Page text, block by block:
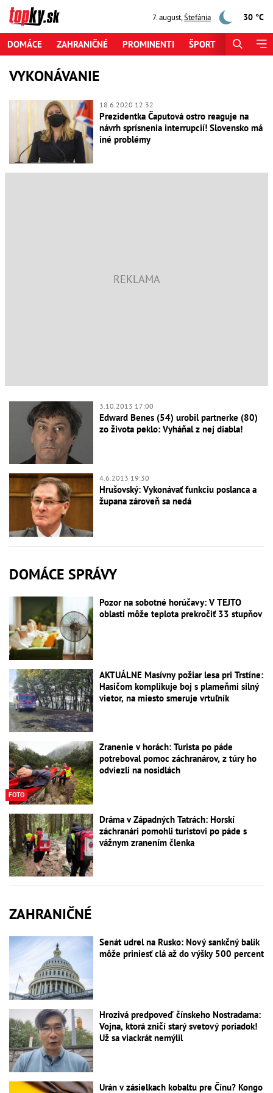
7. august,Štefánia 30 °C
DOMÁCE ZAHRANIČNÉ PROMINENTI ŠPORT
VYKONÁVANIE
18.6.2020 12:32
Prezidentka Čaputová ostro reaguje na
návrh sprísnenia interrupcií! Slovensko má
iné problémy
3.10.2013 17:00
Edward Benes (54) urobil partnerke (80)
zo života peklo: Vyháňal z nej diabla!
4.6.2013 19:30
Hrušovský: Vykonávať funkciu poslanca a
župana zároveň sa nedá
DOMÁCE SPRÁVY
Pozor na sobotné horúčavy: V TEJTO
oblasti môže teplota prekročiť 33 stupňov
AKTUÁLNE Masívny požiar lesa pri Trstíne:
Hasičom komplikuje boj s plameňmi silný
vietor, na miesto smeruje vrtuľník
FOTO
Zranenie v horách: Turista po páde
potreboval pomoc záchranárov, z túry ho
odviezli na nosidlách
Dráma v Západných Tatrách: Horskí
záchranári pomohli turistovi po páde s
vážnym zranením členka
ZAHRANIČNÉ
Senát udrel na Rusko: Nový sankčný balík
môže priniesť clá až do výšky 500 percent
Hrozivá predpoveď čínskeho Nostradama:
Vojna, ktorá zničí starý svetový poriadok!
Už sa viackrát nemýlil
Urán v zásielkach kobaltu pre Čínu? Kongo